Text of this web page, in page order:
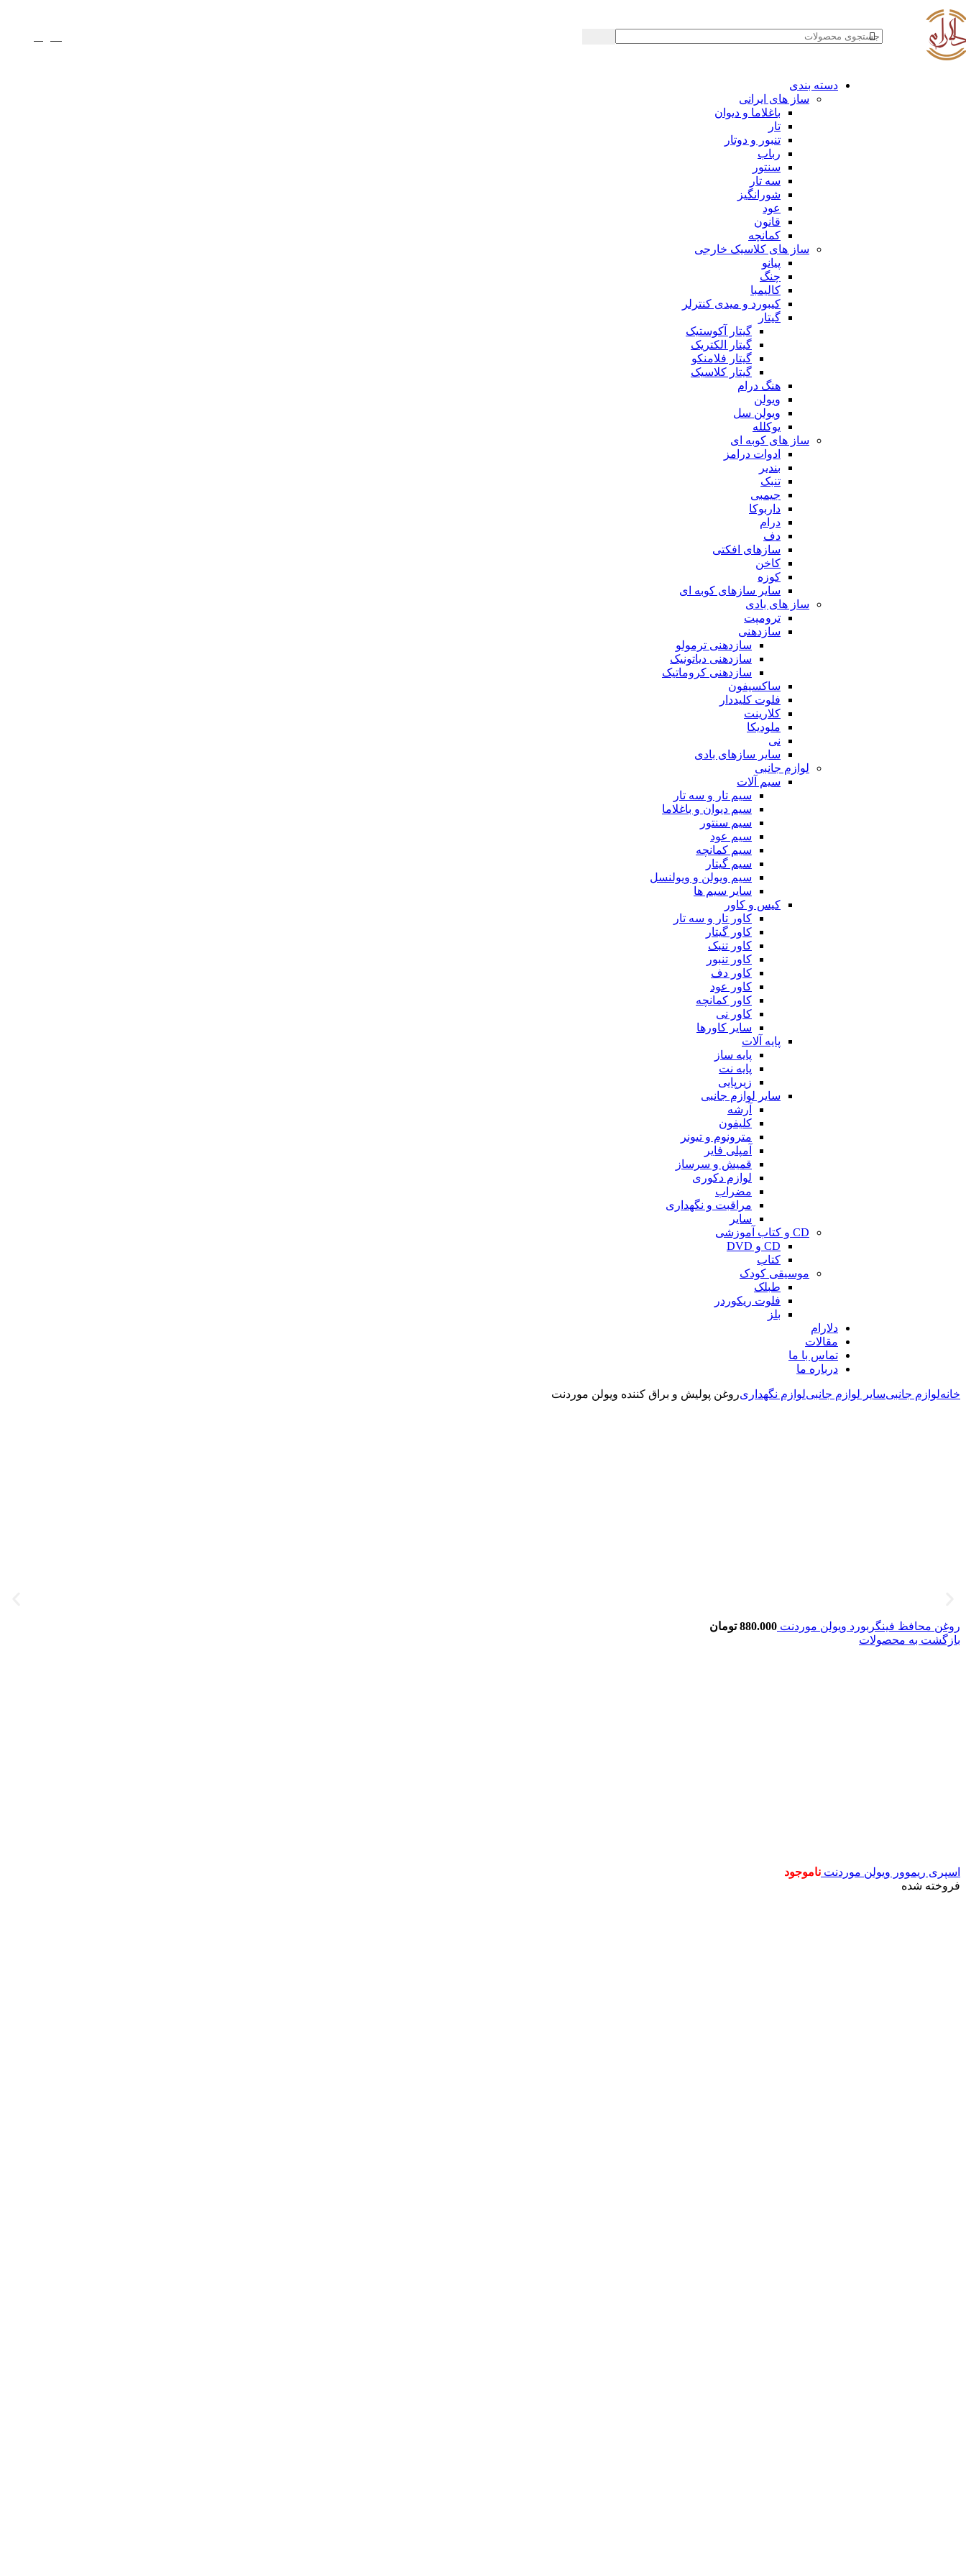
دسته بندی
ساز های ایرانی
باغلاما و دیوان
تار
تنبور و دوتار
رباب
سنتور
سه تار
شورانگیز
عود
قانون
کمانچه
ساز های کلاسیک خارجی
پیانو
چنگ
کالیمبا
کیبورد و میدی کنترلر
گیتار
گیتار آکوستیک
گیتار الکتریک
گیتار فلامنکو
گیتار کلاسیک
هنگ درام
ویولن
ویولن سل
یوکلله
ساز های کوبه ای
ادوات درامز
بندیر
تنبک
جیمبی
داربوکا
درام
دف
سازهای افکتی
کاخن
کوزه
سایر سازهای کوبه ای
ساز های بادی
ترومپت
سازدهنی
سازدهنی ترمولو
سازدهنی دیاتونیک
سازدهنی کروماتیک
ساکسیفون
فلوت کلیددار
کلارینت
ملودیکا
نی
سایر سازهای بادی
لوازم جانبی
سیم آلات
سیم تار و سه تار
سیم دیوان و باغلاما
سیم سنتور
سیم عود
سیم کمانچه
سیم گیتار
سیم ویولن و ویولنسل
سایر سیم ها
کیس و کاور
کاور تار و سه تار
کاور گیتار
کاور تنبک
کاور تنبور
کاور دف
کاور عود
کاور کمانچه
کاور نی
سایر کاورها
پایه آلات
پایه ساز
پایه نت
زیرپایی
سایر لوازم جانبی
آرشه
کلیفون
مترونوم و تیونر
آمپلی فایر
قمیش و سرساز
لوازم دکوری
مضراب
مراقبت و نگهداری
سایر
CD و کتاب آموزشی
CD و DVD
کتاب
موسیقی کودک
طبلک
فلوت ریکوردر
بلز
دلارام
مقالات
تماس با ما
درباره ما
خانهلوازم جانبیسایر لوازم جانبیلوازم نگهداریروغن پولیش و براق کننده ویولن موردنت
روغن محافظ فینگربورد ویولن موردنت 880.000 تومان
بازگشت به محصولات
اسپری ریموور ویولن موردنت ناموجود
فروخته شده